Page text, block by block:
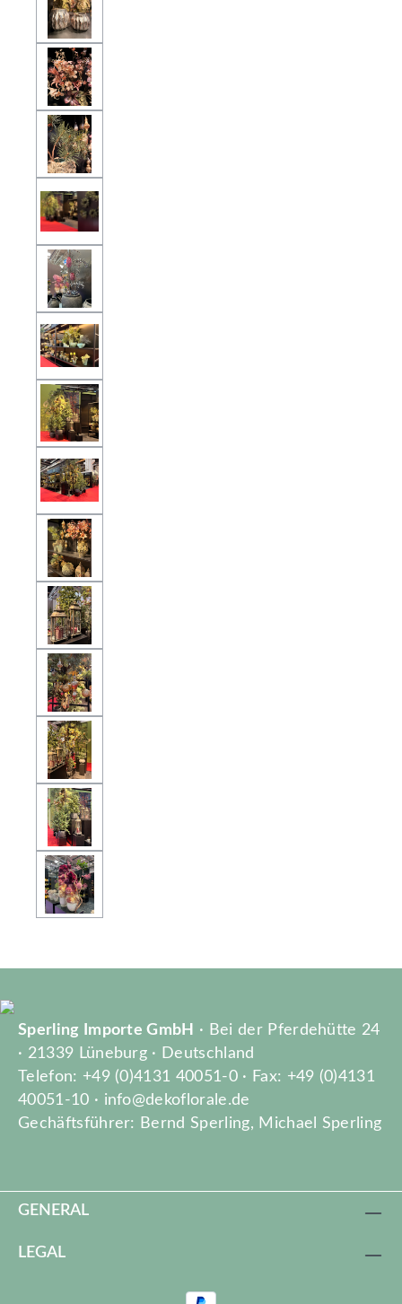
Sperling Importe GmbH
· Bei der Pferdehütte 24
· 21339 Lüneburg · Deutschland
Telefon: +49 (0)4131 40051-0 · Fax: +49 (0)4131
40051-10 · info@dekoflorale.de
Gechäftsführer: Bernd Sperling, Michael Sperling
GENERAL
LEGAL